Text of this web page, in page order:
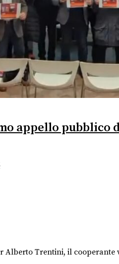
appello
Trentini, il